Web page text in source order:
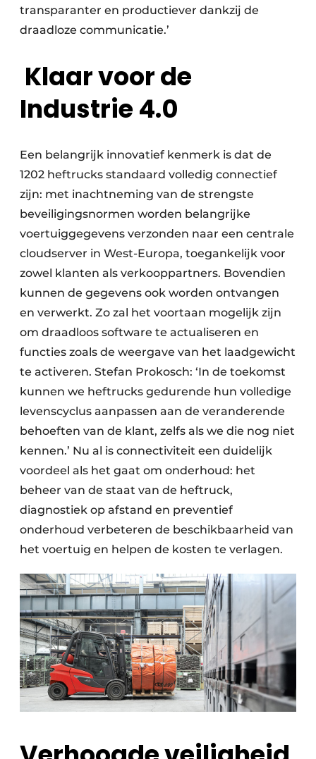
transparanter en productiever dankzij de
draadloze communicatie.’
Klaar voor de
Industrie 4.0
Een belangrijk innovatief kenmerk is dat de
1202 heftrucks standaard volledig connectief
zijn: met inachtneming van de strengste
beveiligingsnormen worden belangrijke
voertuiggegevens verzonden naar een centrale
cloudserver in West-Europa, toegankelijk voor
zowel klanten als verkooppartners. Bovendien
kunnen de gegevens ook worden ontvangen
en verwerkt. Zo zal het voortaan mogelijk zijn
om draadloos software te actualiseren en
functies zoals de weergave van het laadgewicht
te activeren. Stefan Prokosch: ‘In de toekomst
kunnen we heftrucks gedurende hun volledige
levenscyclus aanpassen aan de veranderende
behoeften van de klant, zelfs als we die nog niet
kennen.’ Nu al is connectiviteit een duidelijk
voordeel als het gaat om onderhoud: het
beheer van de staat van de heftruck,
diagnostiek op afstand en preventief
onderhoud verbeteren de beschikbaarheid van
het voertuig en helpen de kosten te verlagen.